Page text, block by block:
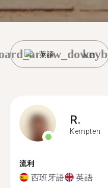
英語
R.
Kempten
流利
西班牙語 英語